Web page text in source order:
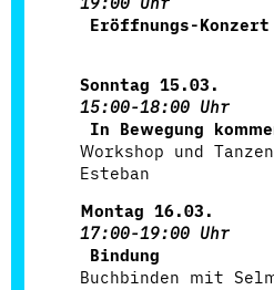
Eröffnungs-
Sonntag 15.03.
15:00-18:00 Uhr
In Bewegung
Workshop und
Esteban
Montag 16.03.
17:00-19:00 Uhr
Bindung
Buchbinden mit